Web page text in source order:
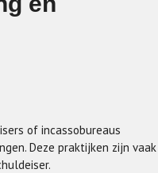
of incassobureaus
Deze praktijken zijn vaak